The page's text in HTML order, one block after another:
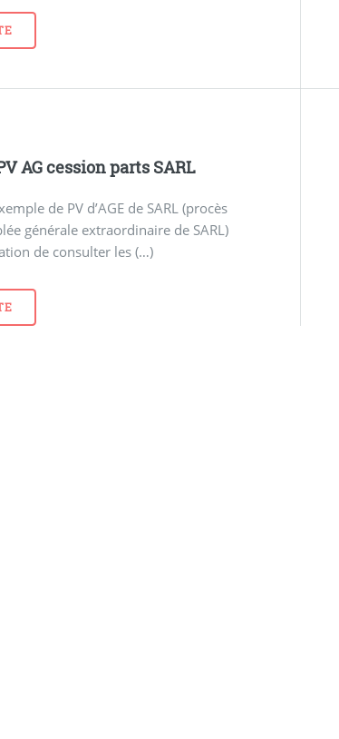
AG cession parts SARL
de PV d’AGE de SARL (procès
générale extraordinaire de SARL)
de consulter les (…)